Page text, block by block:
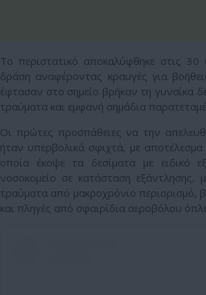
Το περιστατικό αποκαλύφθηκε στις
δράση αναφέροντας κραυγές για
έφτασαν στο σημείο βρήκαν τη γυναίκα
τραύματα και εμφανή σημάδια
Οι πρώτες προσπάθειες να την
ήταν υπερβολικά σφιχτά, με
οποία έκοψε τα δεσίματα με ειδικό
νοσοκομείο σε κατάσταση
τραύματα από μακροχρόνιο περιορισμό,
και πληγές από σφαιρίδια αεροβόλου